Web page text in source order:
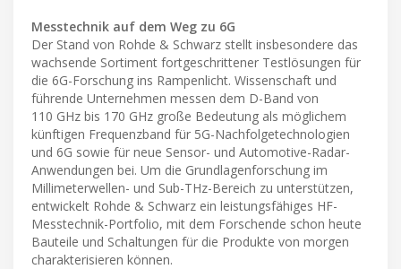
Messtechnik auf dem Weg zu 6G
Der Stand von Rohde & Schwarz stellt insbesondere das
wachsende Sortiment fortgeschrittener Testlösungen für
die 6G-Forschung ins Rampenlicht. Wissenschaft und
führende Unternehmen messen dem D-Band von
110 GHz bis 170 GHz große Bedeutung als möglichem
künftigen Frequenzband für 5G-Nachfolgetechnologien
und 6G sowie für neue Sensor- und Automotive-Radar-
Anwendungen bei. Um die Grundlagenforschung im
Millimeterwellen- und Sub-THz-Bereich zu unterstützen,
entwickelt Rohde & Schwarz ein leistungsfähiges HF-
Messtechnik-Portfolio, mit dem Forschende schon heute
Bauteile und Schaltungen für die Produkte von morgen
charakterisieren können.